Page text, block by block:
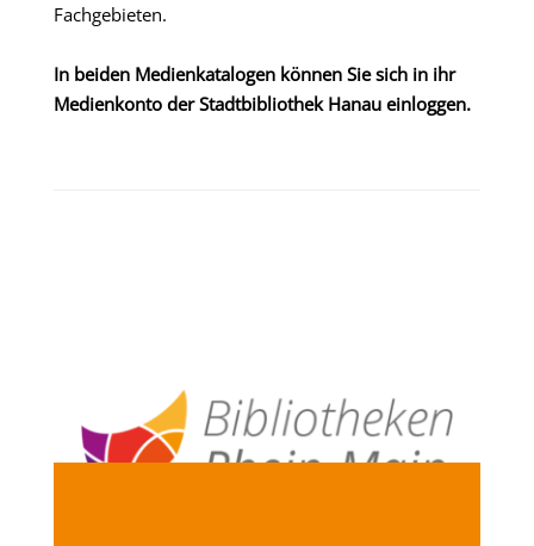
Fachgebieten.
In beiden Medienkatalogen können Sie sich in ihr
Medienkonto der Stadtbibliothek Hanau einloggen.